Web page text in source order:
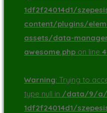
1df2f24014d1/
content/plugins/
assets/data-
awesome.php on line
Warning: Trying to
type null in /data/9/a/
1df2f24014d1/